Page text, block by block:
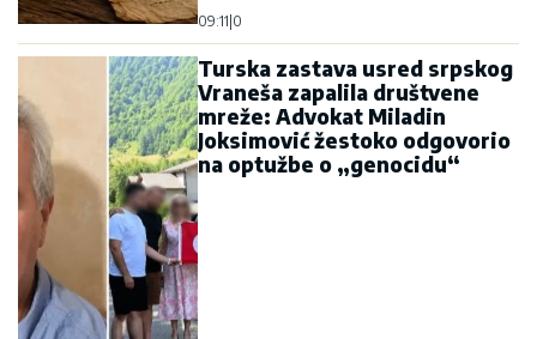
09:11 0
Turska zastava usred srpskog
Vraneša zapalila društvene
mreže: Advokat Miladin
Joksimović žestoko odgovorio
na optužbe o „genocidu“